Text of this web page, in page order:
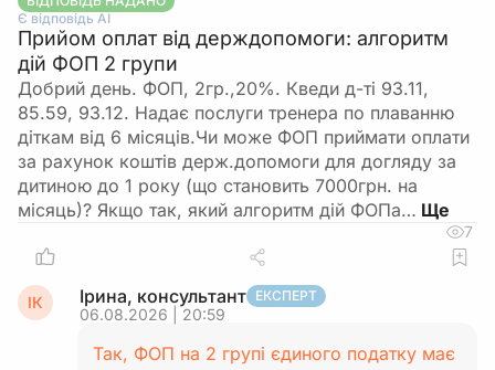
Є відповідь АІ
Прийом оплат від держдопомоги: алгоритм
дій ФОП 2 групи
Добрий день. ФОП, 2гр.,20%. Кведи д-ті 93.11,
85.59, 93.12. Надає послуги тренера по плаванню
діткам від 6 місяців.Чи може ФОП приймати оплати
за рахунок коштів держ.допомоги для догляду за
дитиною до 1 року (що становить 7000грн. на
місяць)? Якщо так, який алгоритм дій ФОПа…
7
ІК Ірина, консультант ЕКСПЕРТ
06.08.2026 | 20:59
Так, ФОП на 2 групі єдиного податку має